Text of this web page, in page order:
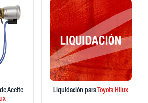
Aceite
Liquidación para ToyotaHilux